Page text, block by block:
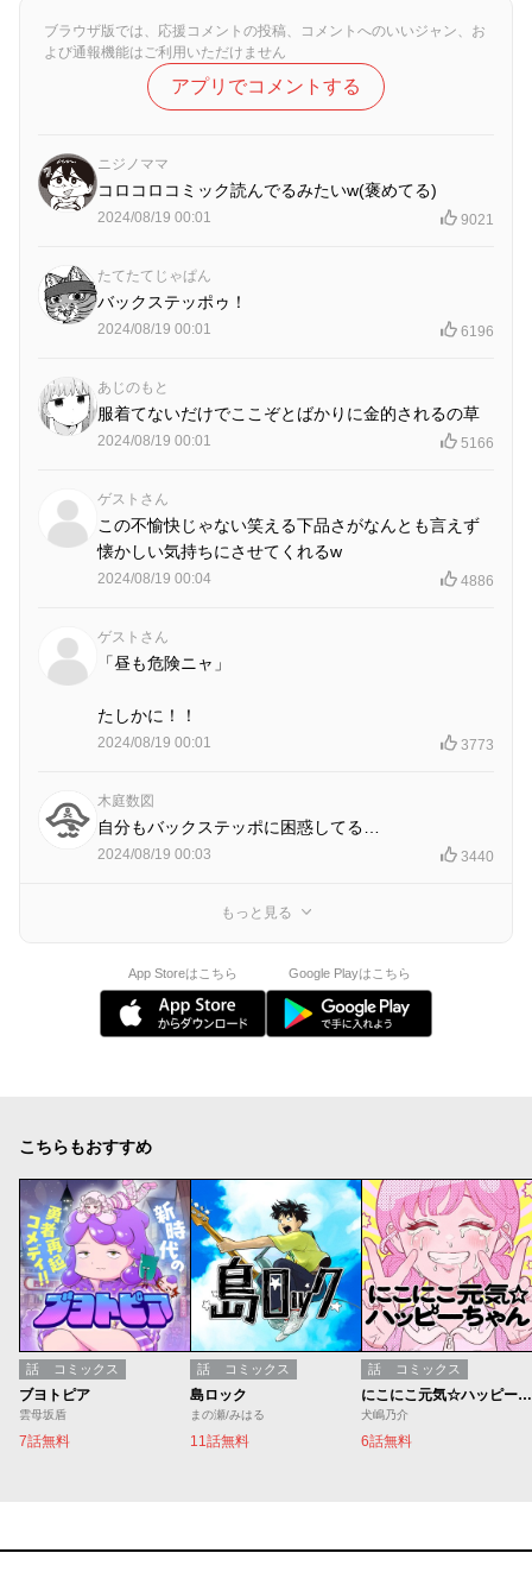
ブラウザ版では、応援コメントの投稿、コメントへのいいジャン、お
よび通報機能はご利用いただけません
アプリでコメントする
ニジノママ
コロコロコミック読んでるみたいw(褒めてる)
2024/08/19 00:01 9021
たてたてじゃぱん
バックステッポゥ！
2024/08/19 00:01 6196
あじのもと
服着てないだけでここぞとばかりに金的されるの草
2024/08/19 00:01 5166
ゲストさん
この不愉快じゃない笑える下品さがなんとも言えず
懐かしい気持ちにさせてくれるw
2024/08/19 00:04 4886
ゲストさん
「昼も危険ニャ」
たしかに！！
2024/08/19 00:01 3773
木庭数図
自分もバックステッポに困惑してる…
2024/08/19 00:03 3440
もっと見る
App Storeはこちら Google Playはこちら
こちらもおすすめ
話 コミックス
ブヨトピア
雲母坂盾
7話無料
話 コミックス
島ロック
まの瀬/みはる
11話無料
話 コミックス
にこにこ元気☆ハッピーちゃん
犬嶋乃介
6話無料